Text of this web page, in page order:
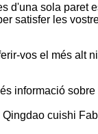
d'una sola paret
satisfer les
vos el més alt
informació
cuishi